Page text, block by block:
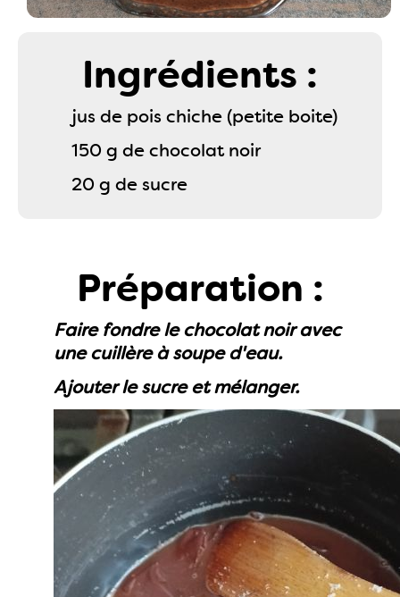
Ingrédients :
jus de pois chiche (petite boite)
150 g de chocolat noir
20 g de sucre
Préparation :
Faire fondre le chocolat noir avec
une cuillère à soupe d'eau.
Ajouter le sucre et mélanger.